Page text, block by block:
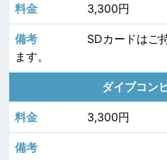
3,300円
SDカードはご
ます。
ダイブコン
3,300円